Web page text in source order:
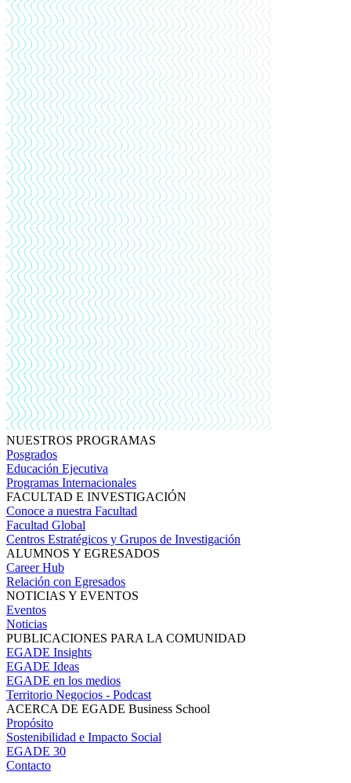
NUESTROS PROGRAMAS
Posgrados
Educación Ejecutiva
Programas Internacionales
FACULTAD E INVESTIGACIÓN
Conoce a nuestra Facultad
Facultad Global
Centros Estratégicos y Grupos de Investigación
ALUMNOS Y EGRESADOS
Career Hub
Relación con Egresados
NOTICIAS Y EVENTOS
Eventos
Noticias
PUBLICACIONES PARA LA COMUNIDAD
EGADE Insights
EGADE Ideas
EGADE en los medios
Territorio Negocios - Podcast
ACERCA DE EGADE Business School
Propósito
Sostenibilidad e Impacto Social
EGADE 30
Contacto